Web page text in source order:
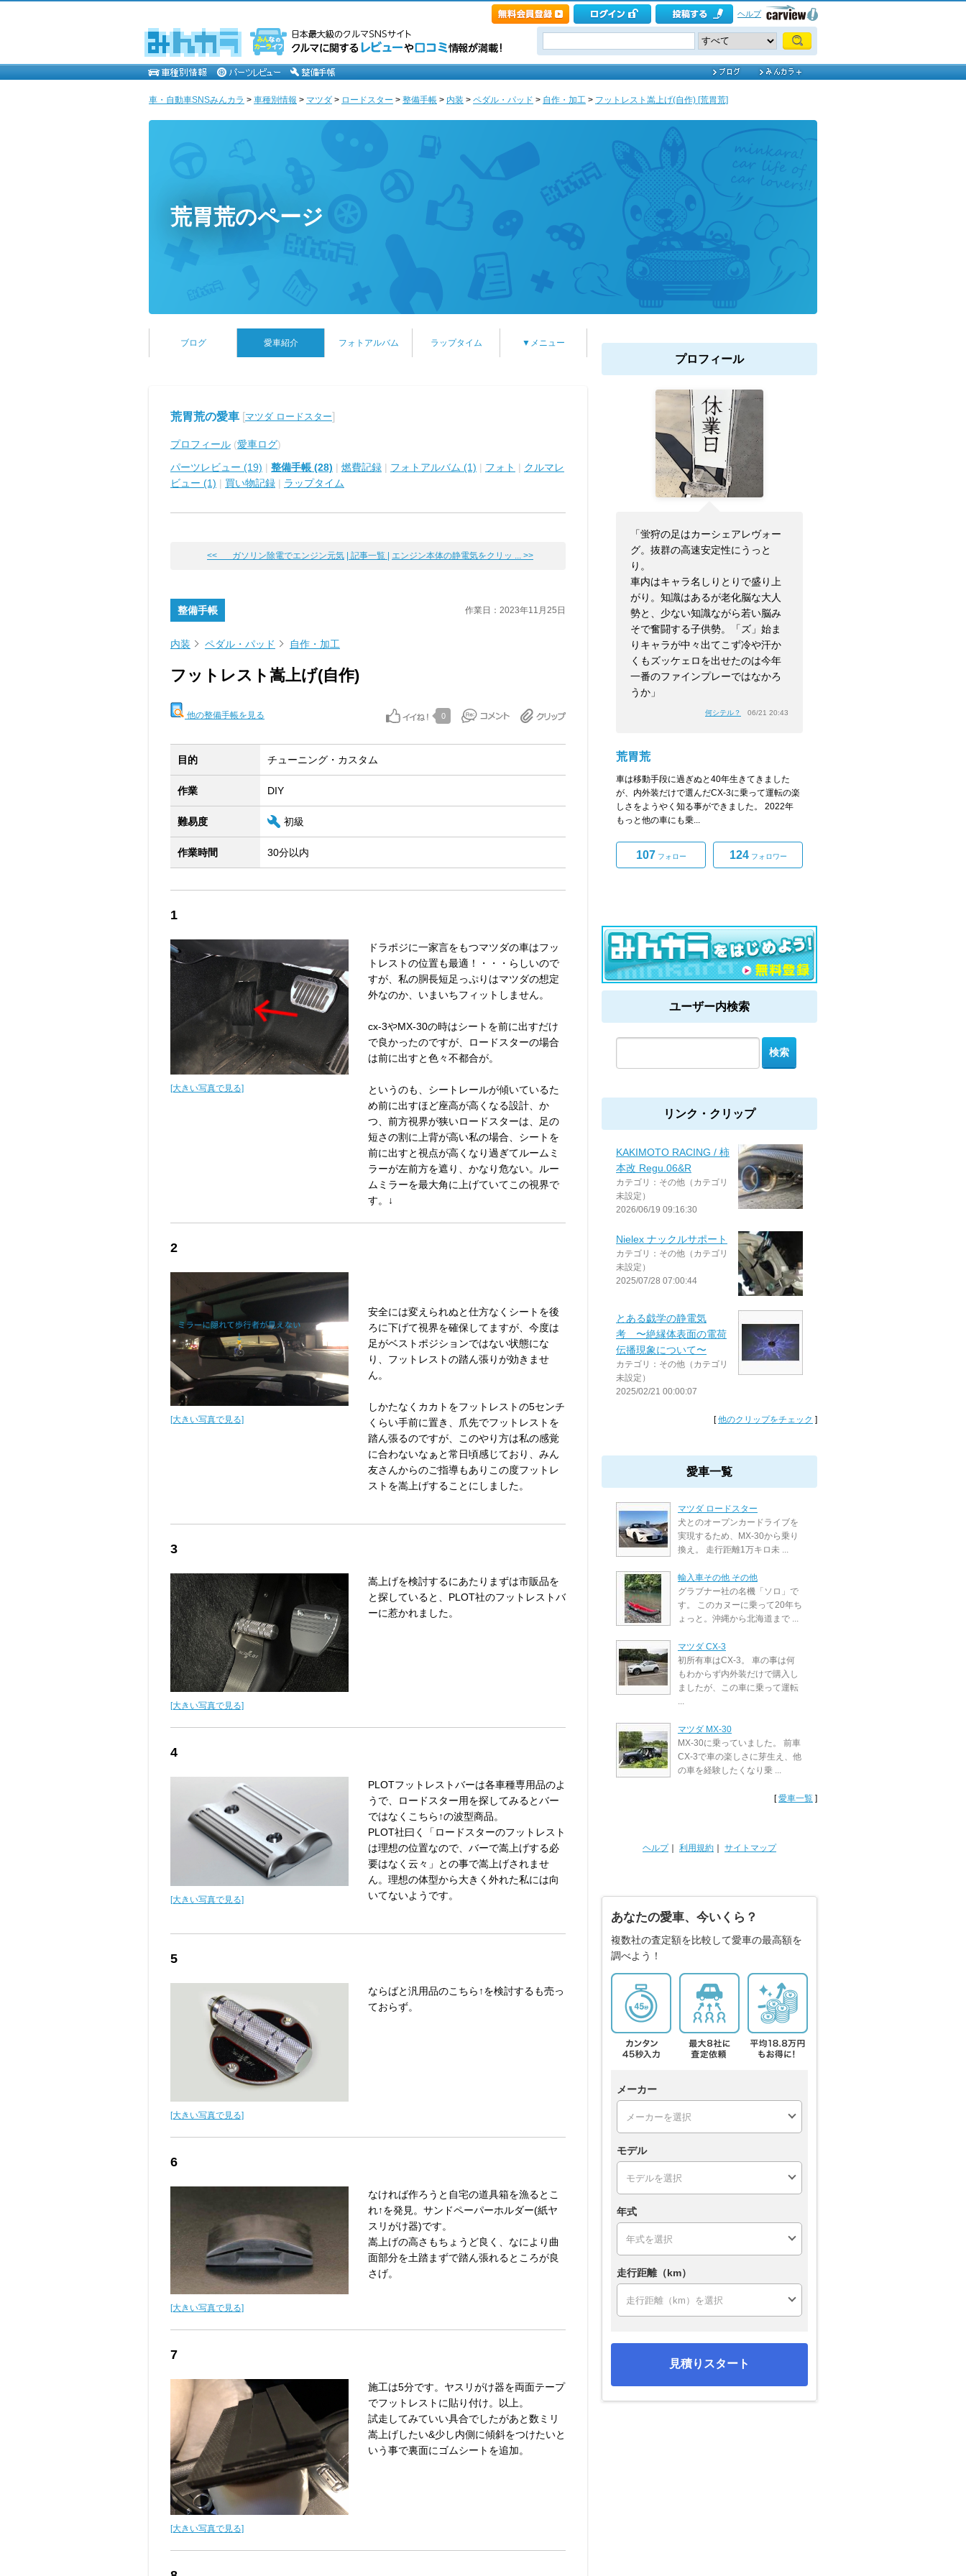
ヘルプ
車・自動車SNSみんカラ > 車種別情報 > マツダ > ロードスター > 整備手帳 > 内装 > ペダル・パッド > 自作・加工 > フットレスト嵩上げ(自作) [荒胃荒]
荒胃荒のページ
ブログ 愛車紹介 フォトアルバム ラップタイム ▼メニュー
荒胃荒の愛車 [マツダ ロードスター]
プロフィール (愛車ログ)
パーツレビュー (19) | 整備手帳 (28) | 燃費記録 | フォトアルバム (1) | フォト | クルマレ
ビュー (1) | 買い物記録 | ラップタイム
<< ガソリン除電でエンジン元気 | 記事一覧 | エンジン本体の静電気をクリッ ... >>
整備手帳 作業日：2023年11月25日
内装 ペダル・パッド 自作・加工
フットレスト嵩上げ(自作)
他の整備手帳を見る 0
目的 チューニング・カスタム
作業 DIY
難易度 初級
作業時間 30分以内
1
[大きい写真で見る]
ドラポジに一家言をもつマツダの車はフッ
トレストの位置も最適！・・・らしいので
すが、私の胴長短足っぷりはマツダの想定
外なのか、いまいちフィットしません。
cx-3やMX-30の時はシートを前に出すだけ
で良かったのですが、ロードスターの場合
は前に出すと色々不都合が。
というのも、シートレールが傾いているた
め前に出すほど座高が高くなる設計、か
つ、前方視界が狭いロードスターは、足の
短さの割に上背が高い私の場合、シートを
前に出すと視点が高くなり過ぎてルームミ
ラーが左前方を遮り、かなり危ない。ルー
ムミラーを最大角に上げていてこの視界で
す。↓
2
[大きい写真で見る]
安全には変えられぬと仕方なくシートを後
ろに下げて視界を確保してますが、今度は
足がベストポジションではない状態にな
り、フットレストの踏ん張りが効きませ
ん。
しかたなくカカトをフットレストの5センチ
くらい手前に置き、爪先でフットレストを
踏ん張るのですが、このやり方は私の感覚
に合わないなぁと常日頃感じており、みん
友さんからのご指導もありこの度フットレ
ストを嵩上げすることにしました。
3
[大きい写真で見る]
嵩上げを検討するにあたりまずは市販品を
と探していると、PLOT社のフットレストバ
ーに惹かれました。
4
[大きい写真で見る]
PLOTフットレストバーは各車種専用品のよ
うで、ロードスター用を探してみるとバー
ではなくこちら↑の波型商品。
PLOT社曰く「ロードスターのフットレスト
は理想の位置なので、バーで嵩上げする必
要はなく云々」との事で嵩上げされませ
ん。理想の体型から大きく外れた私には向
いてないようです。
5
[大きい写真で見る]
ならばと汎用品のこちら↑を検討するも売っ
ておらず。
6
[大きい写真で見る]
なければ作ろうと自宅の道具箱を漁るとこ
れ↑を発見。サンドペーパーホルダー(紙ヤ
スリがけ器)です。
嵩上げの高さもちょうど良く、なにより曲
面部分を土踏まずで踏ん張れるところが良
さげ。
7
[大きい写真で見る]
施工は5分です。ヤスリがけ器を両面テープ
でフットレストに貼り付け。以上。
試走してみていい具合でしたがあと数ミリ
嵩上げしたい&少し内側に傾斜をつけたいと
いう事で裏面にゴムシートを追加。
プロフィール
「蛍狩の足はカーシェアレヴォー
グ。抜群の高速安定性にうっと
り。
車内はキャラ名しりとりで盛り上
がり。知識はあるが老化脳な大人
勢と、少ない知識ながら若い脳み
そで奮闘する子供勢。「ズ」始ま
りキャラが中々出てこず冷や汗か
くもズッケェロを出せたのは今年
一番のファインプレーではなかろ
うか」
何シテル？ 06/21 20:43
荒胃荒
車は移動手段に過ぎぬと40年生きてきました
が、内外装だけで選んだCX-3に乗って運転の楽
しさをようやく知る事ができました。 2022年
もっと他の車にも乗...
107 フォロー 124フォロワー
ユーザー内検索
リンク・クリップ
KAKIMOTO RACING / 柿
本改 Regu.06&R
カテゴリ：その他（カテゴリ
未設定）
2026/06/19 09:16:30
Nielex ナックルサポート
カテゴリ：その他（カテゴリ
未設定）
2025/07/28 07:00:44
とある戯学の静電気
考 〜絶縁体表面の電荷
伝播現象について〜
カテゴリ：その他（カテゴリ
未設定）
2025/02/21 00:00:07
[他のクリップをチェック ]
愛車一覧
マツダ ロードスター
犬とのオープンカードライブを
実現するため、MX-30から乗り
換え。 走行距離1万キロ未 ...
輸入車その他 その他
グラブナー社の名機「ソロ」で
す。 このカヌーに乗って20年ち
ょっと。沖縄から北海道まで ...
マツダ CX-3
初所有車はCX-3。 車の事は何
もわからず内外装だけで購入し
ましたが、この車に乗って運転
...
マツダ MX-30
MX-30に乗っていました。 前車
CX-3で車の楽しさに芽生え、他
の車を経験したくなり乗 ...
[愛車一覧 ]
ヘルプ｜ 利用規約 サイトマップ
あなたの愛車、今いくら？
複数社の査定額を比較して愛車の最高額を
調べよう！
メーカー
モデル
年式
走行距離（km）
見積りスタート